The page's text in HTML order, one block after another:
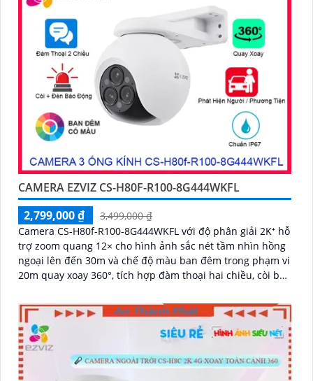
CAMERA EZVIZ CS-H80F-R100-8G444WKFL
2,799,000 ₫
3,499,000 ₫
Camera CS-H80f-R100-8G444WKFL với độ phân giải 2K⁺ hỗ
trợ zoom quang 12× cho hình ảnh sắc nét tầm nhìn hồng
ngoại lên đến 30m và chế độ màu ban đêm trong phạm vi
20m quay xoay 360°, tích hợp đàm thoại hai chiều, còi báo
quả. Đạt chuẩn IP67 có khả năng chống bụi, nước, đảm
bảo hoạt động ổn định trong mọi điều kiện thời tiết